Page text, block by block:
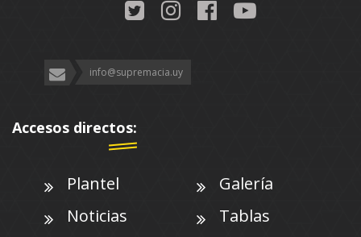
info@supremacia.uy
Accesos directos:
Plantel
Galería
Noticias
Tablas